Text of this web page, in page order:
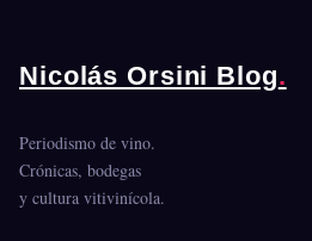
Nicolás Orsini Blog.
Periodismo de vino.
Crónicas, bodegas
y cultura vitivinícola.